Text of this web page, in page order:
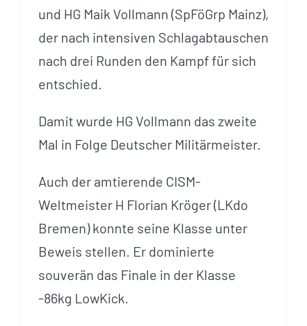
und HG Maik Vollmann (SpFöGrp Mainz),
der nach intensiven Schlagabtauschen
nach drei Runden den Kampf für sich
entschied.
Damit wurde HG Vollmann das zweite
Mal in Folge Deutscher Militärmeister.
Auch der amtierende CISM-
Weltmeister H Florian Kröger (LKdo
Bremen) konnte seine Klasse unter
Beweis stellen. Er dominierte
souverän das Finale in der Klasse
-86kg LowKick.